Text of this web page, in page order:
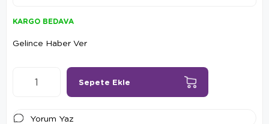
KARGO BEDAVA
Gelince Haber Ver
Yorum Yaz